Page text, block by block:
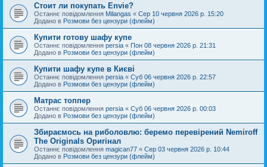
Стоит ли покупать Envie?
Останнє повідомлення Milangas « Сер 10 червня 2026 р. 15:20
Додано в Розмови без цензури (флейм)
Купити готову шафу купе
Останнє повідомлення persia « Пон 08 червня 2026 р. 21:31
Додано в Розмови без цензури (флейм)
Купити шафу купе в Києві
Останнє повідомлення persia « Суб 06 червня 2026 р. 22:57
Додано в Розмови без цензури (флейм)
Матрас топпер
Останнє повідомлення persia « Суб 06 червня 2026 р. 00:03
Додано в Розмови без цензури (флейм)
Збираємось на риболовлю: беремо перевірений Nemiroff
The Originals Оригінал
Останнє повідомлення magican77 « Сер 03 червня 2026 р. 10:44
Додано в Розмови без цензури (флейм)